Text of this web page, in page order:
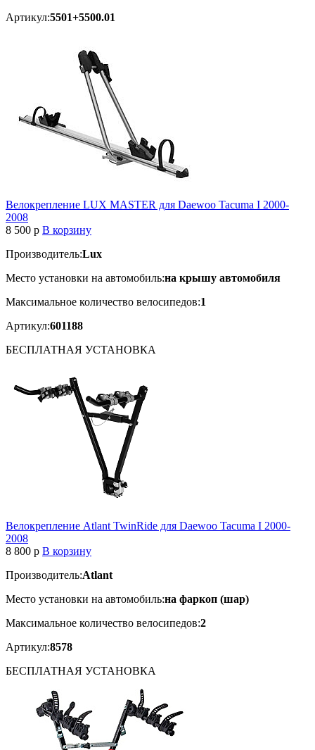
Артикул:5501+5500.01
Велокрепление LUX MASTER для Daewoo Tacuma I 2000-
2008
8 500 p В корзину
Производитель:Lux
Место установки на автомобиль:на крышу автомобиля
Максимальное количество велосипедов:1
Артикул:601188
БЕСПЛАТНАЯ УСТАНОВКА
Велокрепление Atlant TwinRide для Daewoo Tacuma I 2000-
2008
8 800 p В корзину
Производитель:Atlant
Место установки на автомобиль:на фаркоп (шар)
Максимальное количество велосипедов:2
Артикул:8578
БЕСПЛАТНАЯ УСТАНОВКА